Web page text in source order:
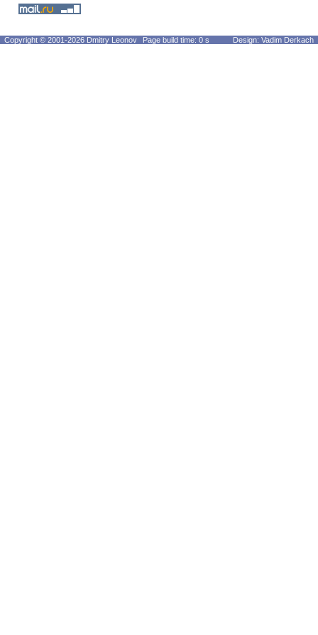
Copyright © 2001-2026 Dmitry Leonov Page build time: 0 s Design: Vadim Derkach